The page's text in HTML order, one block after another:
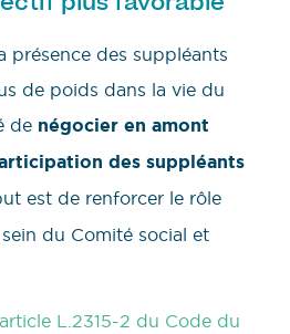
présence des suppléants
de poids dans la vie du
de négocier en amont
des suppléants
est de renforcer le rôle
du Comité social et
L.2315-2 du Code du